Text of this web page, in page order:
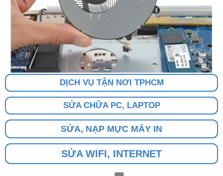
DỊCH VỤ TẬN NƠI TPHCM
SỬA CHỮA PC, LAPTOP
SỬA, NẠP MỰC MÁY IN
SỬA WIFI, INTERNET